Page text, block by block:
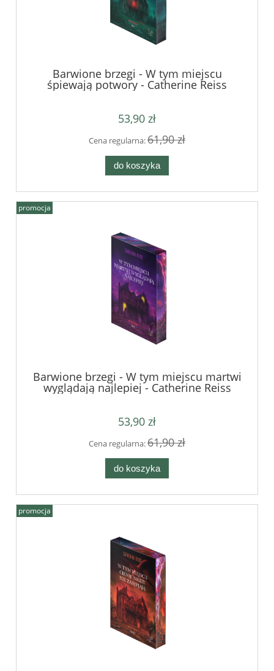
Barwione brzegi - W tym miejscu
śpiewają potwory - Catherine Reiss
53,90 zł
Cena regularna:61,90 zł
do koszyka
Barwione brzegi - W tym miejscu martwi
wyglądają najlepiej - Catherine Reiss
53,90 zł
Cena regularna:61,90 zł
do koszyka
promocja
promocja